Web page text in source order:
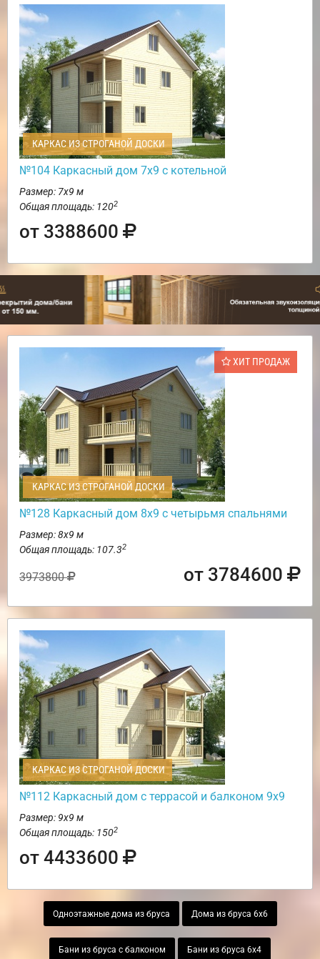
КАРКАС ИЗ СТРОГАНОЙ ДОСКИ
№104 Каркасный дом 7х9 с котельной
Размер: 7х9 м
Общая площадь: 1202
от 3388600
ХИТ ПРОДАЖ
КАРКАС ИЗ СТРОГАНОЙ ДОСКИ
№128 Каркасный дом 8х9 с четырьмя спальнями
Размер: 8х9 м
Общая площадь: 107.32
3973800 от 3784600
КАРКАС ИЗ СТРОГАНОЙ ДОСКИ
№112 Каркасный дом с террасой и балконом 9х9
Размер: 9х9 м
Общая площадь: 1502
от 4433600
Одноэтажные дома из бруса Дома из бруса 6х6
Бани из бруса с балконом Бани из бруса 6х4